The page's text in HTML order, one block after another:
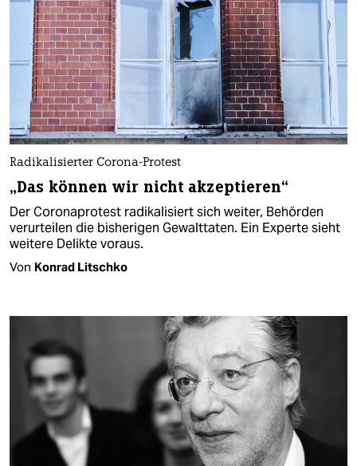
Radikalisierter Corona-Protest
„Das können wir nicht akzeptieren“
Der Coronaprotest radikalisiert sich weiter, Behörden
verurteilen die bisherigen Gewalttaten. Ein Experte sieht
weitere Delikte voraus.
Von Konrad Litschko